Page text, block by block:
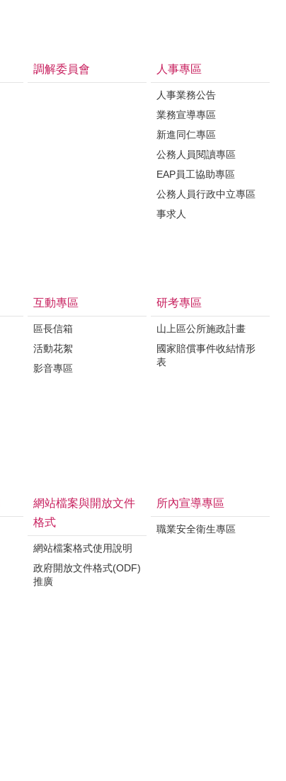
調解委員會 人事專區
人事業務公告
業務宣導專區
新進同仁專區
公務人員閱讀專區
EAP員工協助專區
公務人員行政中立專區
事求人
互動專區
區長信箱
活動花絮
影音專區
研考專區
山上區公所施政計畫
國家賠償事件收結情形
表
網站檔案與開放文件
格式
網站檔案格式使用說明
政府開放文件格式(ODF)
推廣
所內宣導專區
職業安全衛生專區